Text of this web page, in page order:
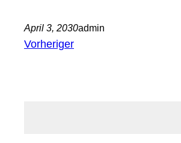
April 3, 2030admin
Vorheriger